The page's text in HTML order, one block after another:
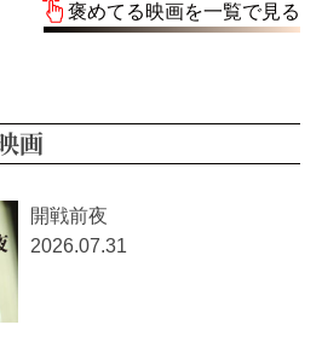
褒めてる映画を一覧で見る
画
開戦前夜
2026.07.31